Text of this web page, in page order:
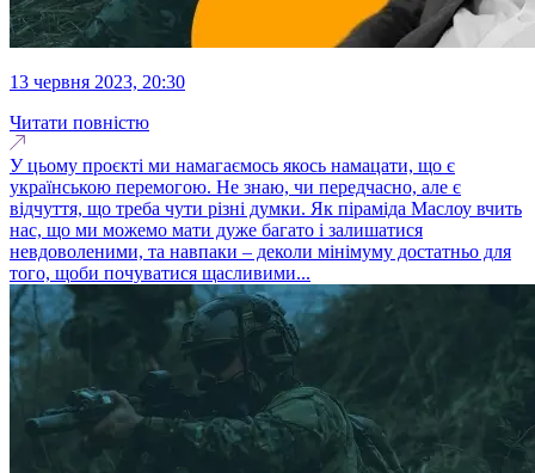
13 червня 2023, 20:30
Читати повністю
У цьому проєкті ми намагаємось якось намацати, що є
українською перемогою. Не знаю, чи передчасно, але є
відчуття, що треба чути різні думки. Як піраміда Маслоу вчить
нас, що ми можемо мати дуже багато і залишатися
невдоволеними, та навпаки – деколи мінімуму достатньо для
того, щоби почуватися щасливими...